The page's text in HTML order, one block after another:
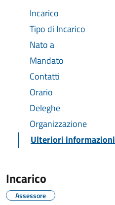
Incarico
Tipo di Incarico
Nato a
Mandato
Contatti
Orario
Deleghe
Organizzazione
Ulteriori informazioni
Incarico
Assessore